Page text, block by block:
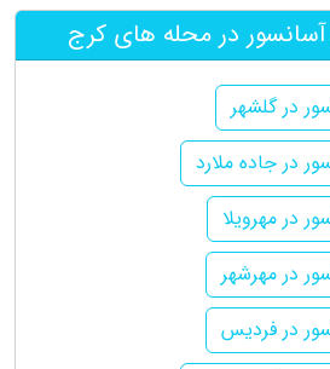
در محله های کرج
در گلشهر
در جاده ملارد
در مهرویلا
در مهرشهر
در فردیس